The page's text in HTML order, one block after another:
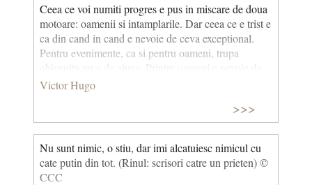
Ceea ce voi numiti progres e pus in miscare de doua
motoare: oamenii si intamplarile. Dar ceea ce e trist e
ca din cand in cand e nevoie de ceva exceptional.
Pentru evenimente, ca si pentru oameni, trupa
obisnuita nu e de ajuns. Printre oameni e nevoie de
genii si printre evenimente - de revolutii. Marile
accidente sunt legea si ordinea lucrurilor, alcatuirea
Victor Hugo
>>>
Nu sunt nimic, o stiu, dar imi alcatuiesc nimicul cu
cate putin din tot. (Rinul: scrisori catre un prieten) ©
CCC